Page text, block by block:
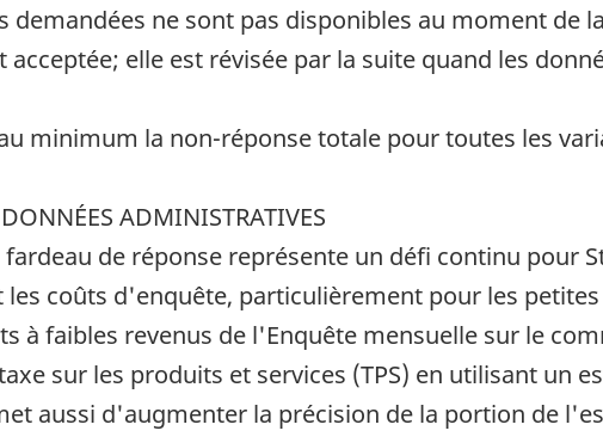
demandées ne sont pas disponibles au moment
acceptée; elle est révisée par la suite quand les
minimum la non-réponse totale pour toutes les
ADMINISTRATIVES
fardeau de réponse représente un défi continu pour
les coûts d'enquête, particulièrement pour les
à faibles revenus de l'Enquête mensuelle sur le
sur les produits et services (TPS) en utilisant un
aussi d'augmenter la précision de la portion de